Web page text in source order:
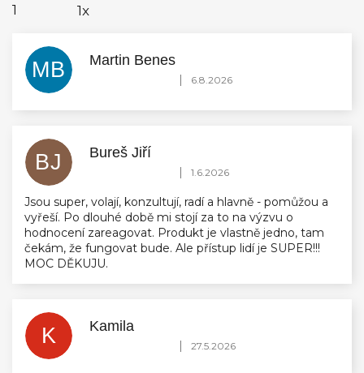
1
1x
MB Martin Benes
Hodnocení obchodu je 5 z 5 hvězdiček.
| 6.8.2026
BJ Bureš Jiří
Hodnocení obchodu je 5 z 5 hvězdiček.
| 1.6.2026
Jsou super, volají, konzultují, radí a hlavně - pomůžou a
vyřeší. Po dlouhé době mi stojí za to na výzvu o
hodnocení zareagovat. Produkt je vlastně jedno, tam
čekám, že fungovat bude. Ale přístup lidí je SUPER!!!
MOC DĚKUJU.
K Kamila
Hodnocení obchodu je 5 z 5 hvězdiček.
| 27.5.2026